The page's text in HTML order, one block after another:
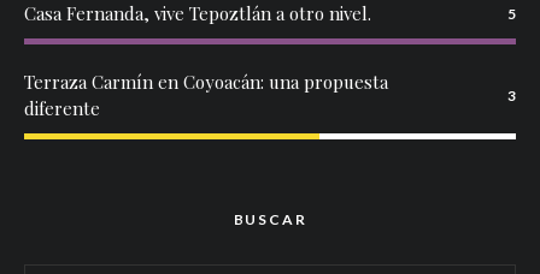
Casa Fernanda, vive Tepoztlán a otro nivel. 5
Terraza Carmín en Coyoacán: una propuesta
diferente
3
BUSCAR